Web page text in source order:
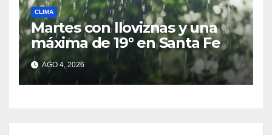
CLIMA
Martes con lloviznas y una
máxima de 19° en Santa Fe
AGO 4, 2026